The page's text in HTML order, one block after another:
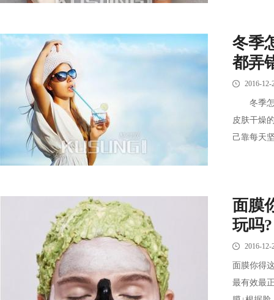
冬季
都弄
2016-12-
冬季怎
皮肤干燥
己靠每天
面膜
玩吗?
2016-12-
面膜你得
最有效最